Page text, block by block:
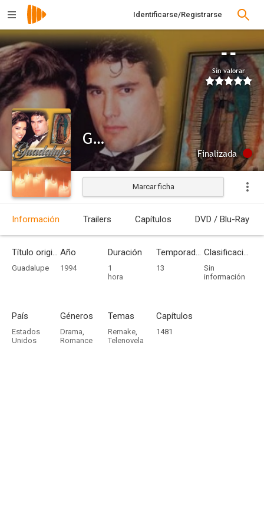
Identificarse/Registrarse
--
Sin valorar
Guadalupe
Finalizada
Marcar ficha
Información Trailers Capítulos DVD / Blu-Ray
Título original
Guadalupe
Año
1994
Duración
1
hora
Temporadas
13
Clasificación por edades
Sin
información
País
Estados
Unidos
Géneros
Drama,
Romance
Temas
Remake,
Telenovela
Capítulos
1481